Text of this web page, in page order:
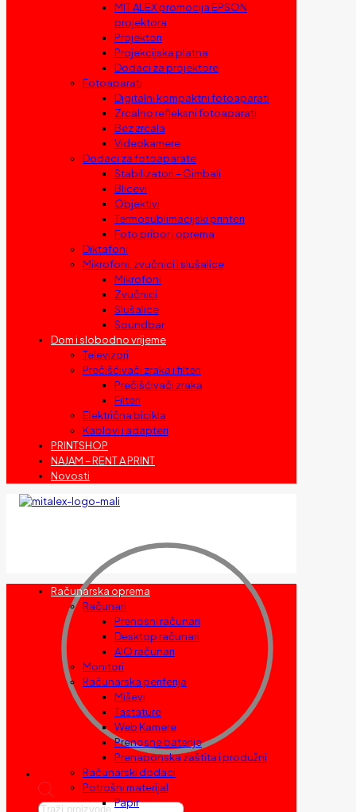
MIT ALEX promocija EPSON
projektora
Projektori
Projekcijska platna
Dodaci za projektore
Fotoaparati
Digitalni kompaktni fotoaparati
Zrcalno refleksni fotoaparati
Bez zrcala
Videokamere
Dodaci za fotoaparate
Stabilizatori – Gimbali
Blicevi
Objektivi
Termosublimacijski printeri
Foto pribor i oprema
Diktafoni
Mikrofoni, zvučnici i slušalice
Mikrofoni
Zvučnici
Slušalice
Soundbar
Dom i slobodno vrijeme
Televizori
Prečišćivači zraka i filteri
Prečišćivači zraka
Filteri
Električna bicikla
Kablovi i adapteri
PRINTSHOP
NAJAM – RENT A PRINT
Novosti
Products
Računarska oprema
Računari
Prenosni računari
Desktop računari
AIO računari
Monitori
Računarska periferija
Miševi
Tastature
Web Kamere
Prenosne baterije
Prenaponska zaštita i produžni
Računarski dodaci
Potrošni materijal
Papir